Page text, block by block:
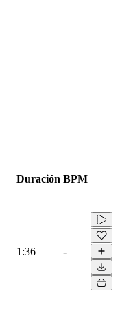
Duración BPM
1:36 -